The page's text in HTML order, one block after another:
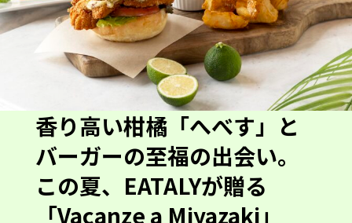
香り高い柑橘「へべす」と
バーガーの至福の出会い。
この夏、EATALYが贈る
「Vacanze a Miyazaki」